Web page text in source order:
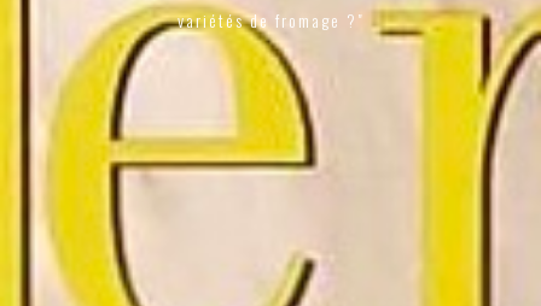
variétés de fromage ?"